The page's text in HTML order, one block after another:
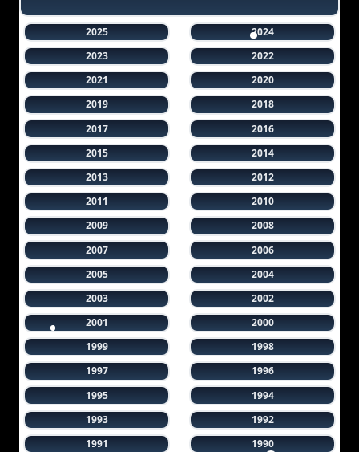
2025
2024
2023
2022
2021
2020
2019
2018
2017
2016
2015
2014
2013
2012
2011
2010
2009
2008
2007
2006
2005
2004
2003
2002
2001
2000
1999
1998
1997
1996
1995
1994
1993
1992
1991
1990